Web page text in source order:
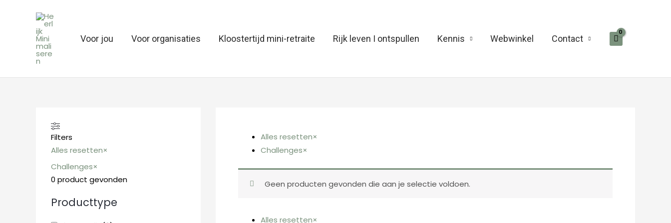
Voor jou Voor organisaties Kloostertijd mini-retraite Rijk leven I ontspullen Kennis Webwinkel Contact
Filters
Alles resetten×
Challenges×
0 product gevonden
Producttype
Alles resetten×
Challenges×
Geen producten gevonden die aan je selectie voldoen.
Alles resetten×